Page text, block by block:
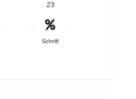
23
Schnitt